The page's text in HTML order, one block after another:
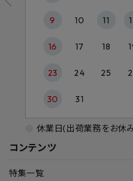
コンテンツ
特集一覧
9 10 11
16 17 18
23 24 25
30 31
休業日(出荷業務をお休